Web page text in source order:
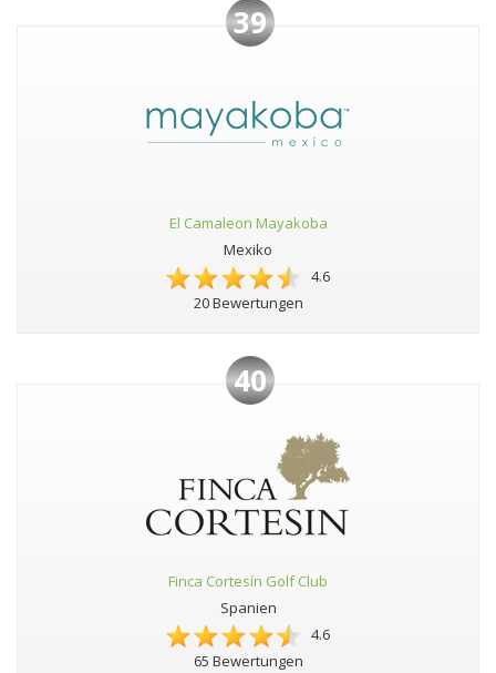
39
El Camaleon Mayakoba
Mexiko
4.6
20 Bewertungen
40
Finca Cortesín Golf Club
Spanien
4.6
65 Bewertungen